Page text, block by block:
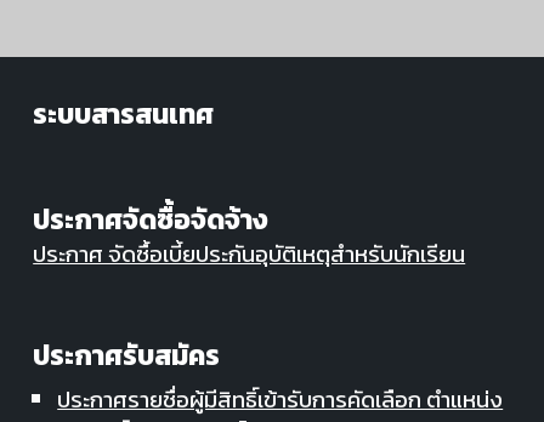
ระบบสารสนเทศ
ประกาศจัดซื้อจัดจ้าง
ประกาศ จัดซื้อเบี้ยประกันอุบัติเหตุสำหรับนักเรียน
ประกาศรับสมัคร
ประกาศรายชื่อผู้มีสิทธิ์เข้ารับการคัดเลือก ตำแหน่ง